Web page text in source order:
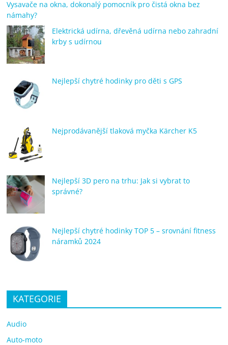
Vysavače na okna, dokonalý pomocník pro čistá okna bez
námahy?
Elektrická udírna, dřevěná udírna nebo zahradní
krby s udírnou
Nejlepší chytré hodinky pro děti s GPS
Nejprodávanější tlaková myčka Kärcher K5
Nejlepší 3D pero na trhu: Jak si vybrat to
správné?
Nejlepší chytré hodinky TOP 5 – srovnání fitness
náramků 2024
KATEGORIE
Audio
Auto-moto